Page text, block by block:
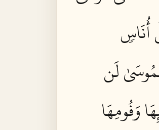
أُنَاسٖ
لَن
وَفُومِهَا